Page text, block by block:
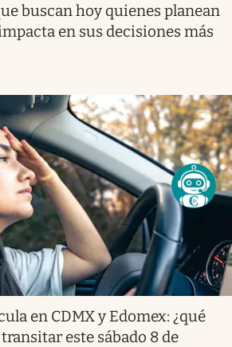
buscan hoy quienes planean
en sus decisiones más
en CDMX y Edomex: ¿qué
este sábado 8 de